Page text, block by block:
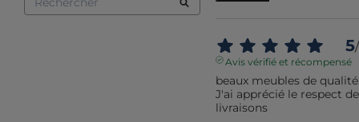
5/
Avis vérifié et récompensé
beaux meubles de
J'ai apprécié le respect
livraisons